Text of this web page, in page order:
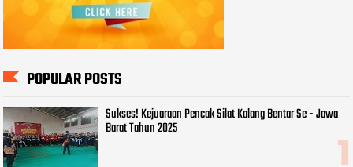
POPULAR POSTS
Sukses! Kejuaraan Pencak Silat Kalang Bentar Se - Jawa
Barat Tahun 2025